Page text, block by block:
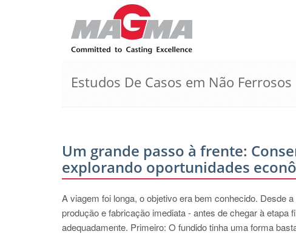
Estudos De Casos em Não Ferrosos
Um grande passo à frente:
explorando oportunidades
A viagem foi longa, o objetivo era bem conhecido. Desde
produção e fabricação imediata - antes de chegar à
adequadamente. Primeiro: O fundido tinha uma forma